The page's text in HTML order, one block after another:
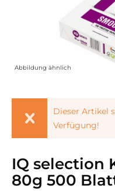
Abbildung ähnlich
Dieser Artikel
Verfügung!
IQ selection
80g 500